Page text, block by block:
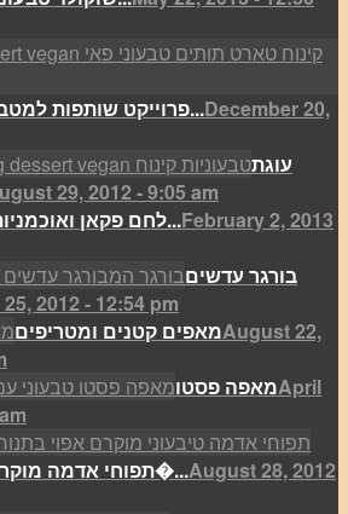
פרוייקט שותפות למטבח, טארט תותים...December 20,
עוגת
29, 2012 - 9:05 am
לחם פקאן ואוכמניות עם חיטה מלא...February 2, 2013
בורגר עדשים
2012 - 12:54 pm
מאפים קטנים ומטריפיםAugust 22,
מאפה פסטוApril
תפוחי אדמה מוקרמים ואפויים בת�...August 28, 2012